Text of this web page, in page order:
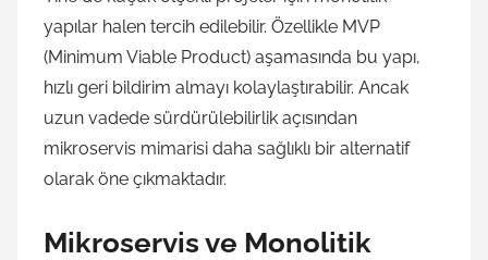
yapılar halen tercih edilebilir. Özellikle MVP
(Minimum Viable Product) aşamasında bu yapı,
hızlı geri bildirim almayı kolaylaştırabilir. Ancak
uzun vadede sürdürülebilirlik açısından
mikroservis mimarisi daha sağlıklı bir alternatif
olarak öne çıkmaktadır.
Mikroservis ve Monolitik